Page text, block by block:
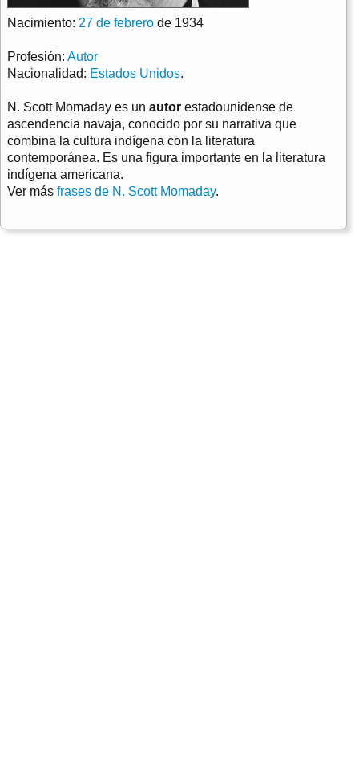
Nacimiento: 27 de febrero de 1934
Profesión: Autor
Nacionalidad: Estados Unidos.
N. Scott Momaday es un autor estadounidense de
ascendencia navaja, conocido por su narrativa que
combina la cultura indígena con la literatura
contemporánea. Es una figura importante en la literatura
indígena americana.
Ver más frases de N. Scott Momaday.